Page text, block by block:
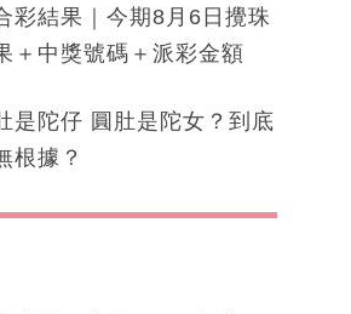
彩結果｜今期8月6日攪珠
＋中獎號碼＋派彩金額
是陀仔 圓肚是陀女？到底
根據？